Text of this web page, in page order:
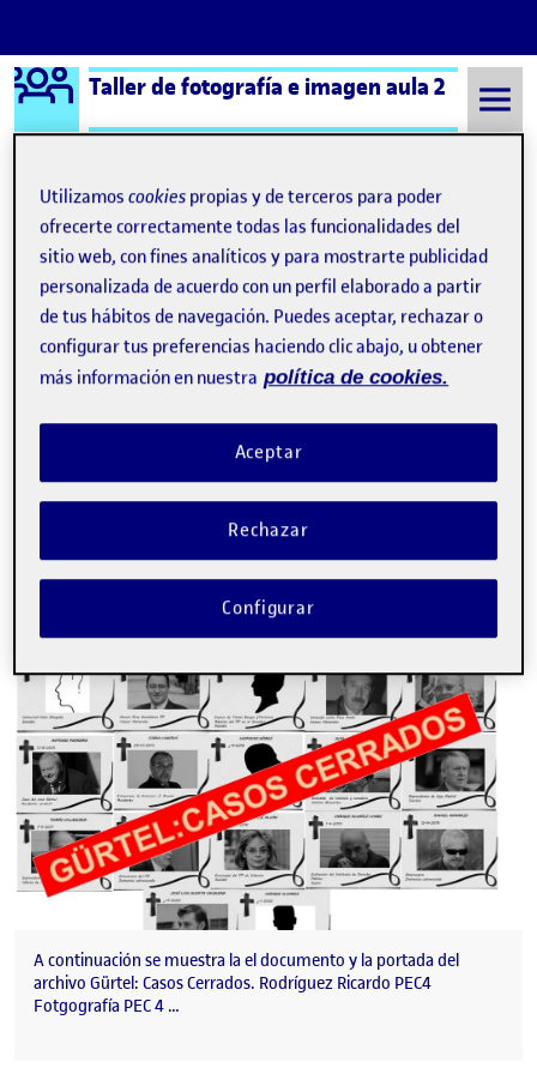
Saltar al contenido
Logo Ágora
Taller de fotografía e imagen aula 2
Semestre 20221 - Aula 2 PEC 4
PEC 4
Publicado porLas guerras de los pobres
Visibilidad:
Pública-Fecha de publicación
17 Dic 202211 enero, 2023 9:43 pm
-1 comentarioen Las guerras de los pobres
ARCHIVO: GÜRTEL- CASOS CERRADOS
Ricardo Rodríguez Juan
Fecha de publicación16 diciembre, 2022 1:03 pm
A continuación se muestra la el documento y la portada del
archivo Gürtel: Casos Cerrados. Rodríguez Ricardo PEC4
Fotgografía PEC 4 …
Utilizamoscookies propias y de terceros para poder
ofrecerte correctamente todas las funcionalidades del
sitio web, con fines analíticos y para mostrarte publicidad
personalizada de acuerdo con un perfil elaborado a partir
de tus hábitos de navegación. Puedes aceptar, rechazar o
configurar tus preferencias haciendo clic abajo, u obtener
más información en nuestra política de cookies.
Rechazar
Aceptar
Configurar